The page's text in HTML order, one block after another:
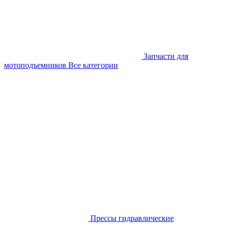
Запчасти для
мотоподъемников Все категории
Прессы гидравлические